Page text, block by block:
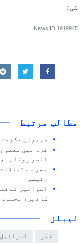
گی؟
News ID 1919945
مطالب مرتبط
صہیونی
غزہ میں
آنسو روتا
مصر سے
رئیسی
اسرائیل نے
کردیں، محمود
لیبلز
قطر اسرائیل